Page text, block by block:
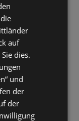
auf
dies.
und
der
der